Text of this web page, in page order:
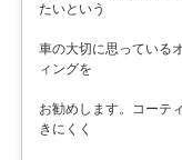
たいという
車の大切に思っている
ィングを
お勧めします。コーテ
きにくく